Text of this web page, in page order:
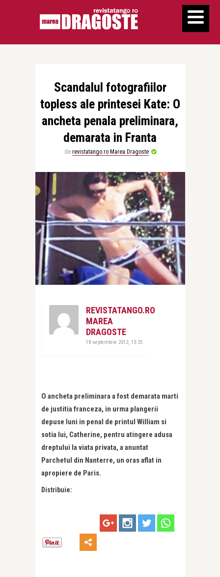
Scandalul fotografiilor
topless ale printesei Kate: O
ancheta penala preliminara,
demarata in Franta
de revistatango.ro Marea Dragoste
REVISTATANGO.RO
MAREA
DRAGOSTE
18 septembrie 2012, 13:25
O ancheta preliminara a fost demarata marti
de justitia franceza, in urma plangerii
depuse luni in penal de printul William si
sotia lui, Catherine, pentru atingere adusa
dreptului la viata privata, a anuntat
Parchetul din Nanterre, un oras aflat in
apropiere de Paris.
Distribuie: